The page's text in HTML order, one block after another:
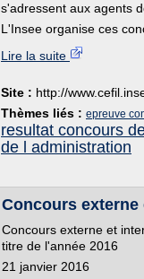
s'adressent aux agents
L'Insee organise ces
Lire la suite
Site : http://
Thèmes liés : epreuve
resultat concours
de l administration
Concours
Concours externe et
titre de l'année 2016
21 janvier 2016